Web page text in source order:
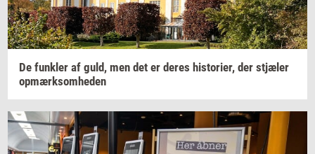
De funk­ler af guld, men det er deres hi­sto­ri­er, der stjæ­ler
op­mærk­som­he­den